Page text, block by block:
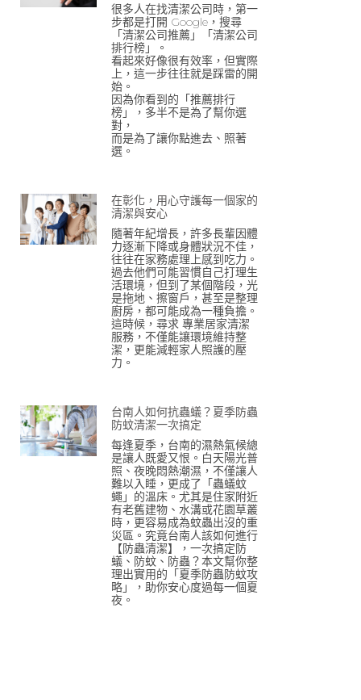
很多人在找清潔公司時，第一
步都是打開 Google，搜尋
「清潔公司推薦」「清潔公司
排行榜」。
看起來好像很有效率，但實際
上，這一步往往就是踩雷的開
始。
因為你看到的「推薦排行
榜」，多半不是為了幫你選
對，
而是為了讓你點進去、照著
選。
在彰化，用心守護每一個家的
清潔與安心
隨著年紀增長，許多長輩因體
力逐漸下降或身體狀況不佳，
往往在家務處理上感到吃力。
過去他們可能習慣自己打理生
活環境，但到了某個階段，光
是拖地、擦窗戶，甚至是整理
廚房，都可能成為一種負擔。
這時候，尋求 專業居家清潔
服務，不僅能讓環境維持整
潔，更能減輕家人照護的壓
力。
台南人如何抗蟲蟻？夏季防蟲
防蚊清潔一次搞定
每逢夏季，台南的濕熱氣候總
是讓人既愛又恨。白天陽光普
照、夜晚悶熱潮濕，不僅讓人
難以入睡，更成了「蟲蟻蚊
蠅」的溫床。尤其是住家附近
有老舊建物、水溝或花園草叢
時，更容易成為蚊蟲出沒的重
災區。究竟台南人該如何進行
【防蟲清潔】，一次搞定防
蟻、防蚊、防蟲？本文幫你整
理出實用的「夏季防蟲防蚊攻
略」，助你安心度過每一個夏
夜。